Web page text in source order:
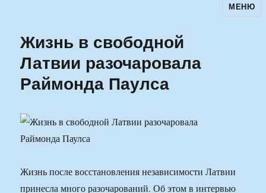
Ильменский фестиваль авторскойМЕНЮ
Жизнь в свободной
Латвии разочаровала
Раймонда Паулса
Жизнь после восстановления независимости Латвии
принесла много разочарований. Об этом в интервью